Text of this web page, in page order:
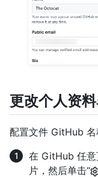
更改个人资
配置文件 GitHub 名
在 GitHub 任意
片，然后单击“